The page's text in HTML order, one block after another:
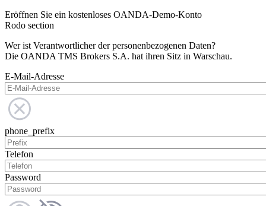
Eröffnen Sie ein kostenloses OANDA-Demo-Konto
Rodo section
Wer ist Verantwortlicher der personenbezogenen Daten?
Die OANDA TMS Brokers S.A. hat ihren Sitz in Warschau.
E-Mail-Adresse
phone_prefix
Telefon
Password